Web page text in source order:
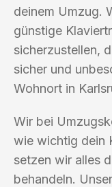
deinem Umzug.
günstige
sicherzustellen,
sicher und
Wohnort in
Wir bei
wie wichtig dein
setzen wir alles
behandeln.